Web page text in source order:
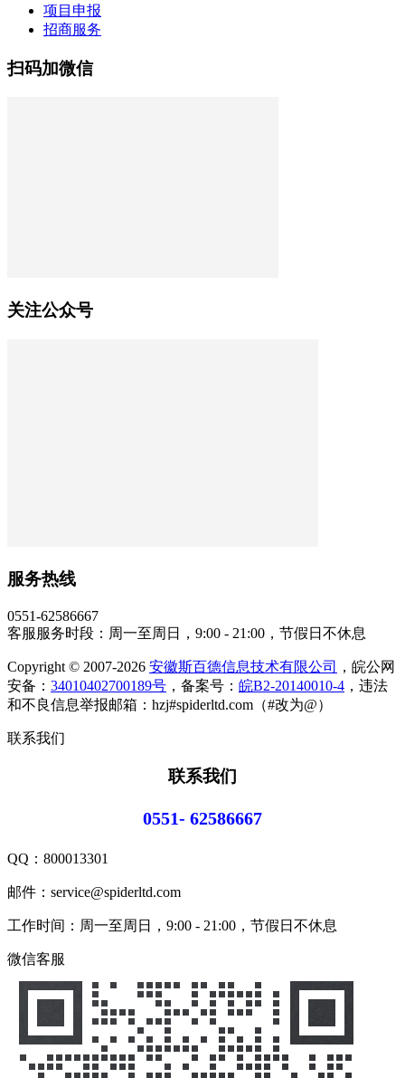
项目申报
招商服务
扫码加微信
关注公众号
服务热线
0551-62586667
客服服务时段：周一至周日，9:00 - 21:00，节假日不休息
Copyright © 2007-2026 安徽斯百德信息技术有限公司
，皖公网
安备： 34010402700189号 ，备案号： 皖B2-20140010-4 ，违法
和不良信息举报邮箱：hzj#spiderltd.com（#改为@）
联系我们
联系我们
0551- 62586667
QQ： 800013301
邮件：service@spiderltd.com
工作时间：周一至周日，9:00 - 21:00，节假日不休息
微信客服